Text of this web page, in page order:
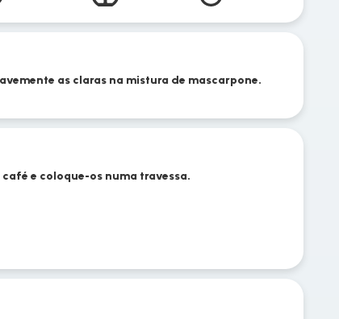
as claras na mistura de mascarpone.
e coloque-os numa travessa.